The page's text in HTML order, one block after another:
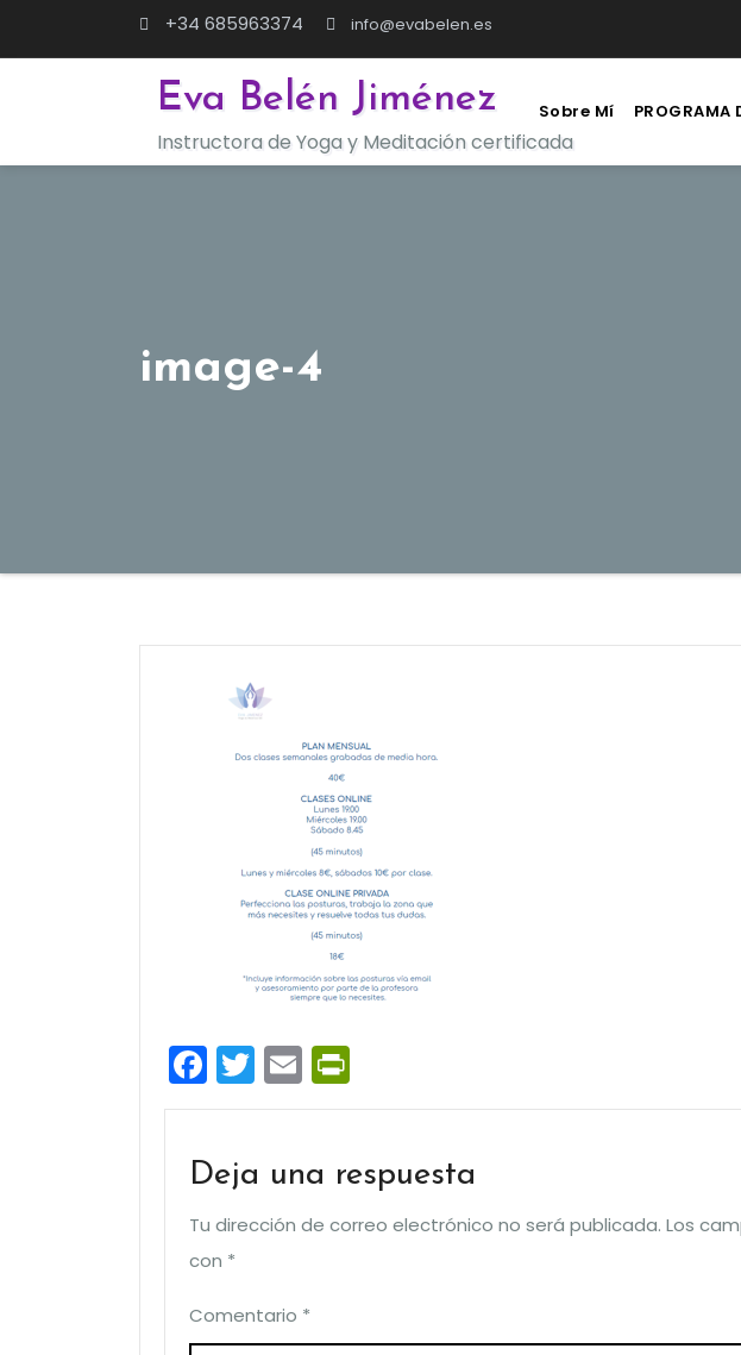
+34 685963374 info@evabelen.es
Eva Belén Jiménez
Instructora de Yoga y Meditación certificada
Sobre Mí PROGRAMA
image-4
Facebook
Twitter
Email
Deja una respuesta
Tu dirección de correo electrónico no será publicada. Los
con *
Comentario *